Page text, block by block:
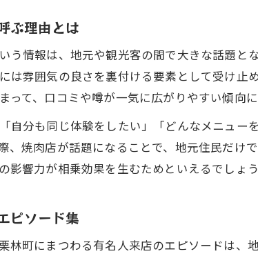
焼肉店の口コミ比較
焼肉と地名表記ゆれ
ぶ理由とは
う情報は、地元や観光客の間で大きな話題と
は雰囲気の良さを裏付ける要素として受け
って、口コミや噂が一気に広がりやすい傾向に
自分も同じ体験をしたい」「どんなメニュ
、焼肉店が話題になることで、地元住民だけ
影響力が相乗効果を生むためといえるでしょう
ピソード集
林町にまつわる有名人来店のエピソードは、